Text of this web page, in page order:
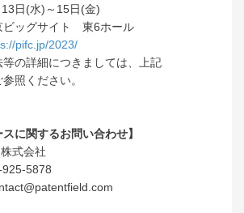
日(水)～15日(金)
ビッグサイト 東6ホール
pifc.jp/2023/
等の詳細につきましては、上記
照ください。
スに関するお問い合わせ】
式会社
5878